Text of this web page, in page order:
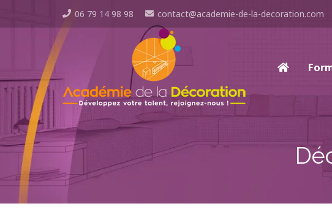
06 79 14 98 98 contact@academie-de-la-decoration.com